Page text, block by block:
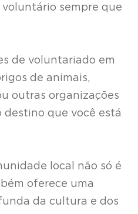
sempre que
de voluntariado em
de animais,
outras organizações
destino que você está
local não só é
oferece uma
da cultura e dos